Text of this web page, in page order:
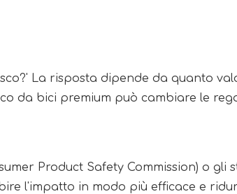
La risposta dipende da quanto
da bici premium può cambiare le
Product Safety Commission) o gli
l'impatto in modo più efficace e